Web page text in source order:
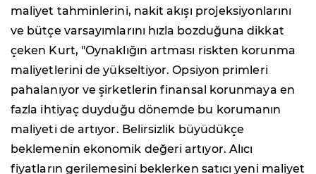
maliyet tahminlerini, nakit akışı projeksiyonlarını
ve bütçe varsayımlarını hızla bozduğuna dikkat
çeken Kurt, "Oynaklığın artması riskten korunma
maliyetlerini de yükseltiyor. Opsiyon primleri
pahalanıyor ve şirketlerin finansal korunmaya en
fazla ihtiyaç duyduğu dönemde bu korumanın
maliyeti de artıyor. Belirsizlik büyüdükçe
beklemenin ekonomik değeri artıyor. Alıcı
fiyatların gerilemesini beklerken satıcı yeni maliyet